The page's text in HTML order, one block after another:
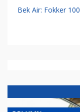
Bek Air: Fokker 100